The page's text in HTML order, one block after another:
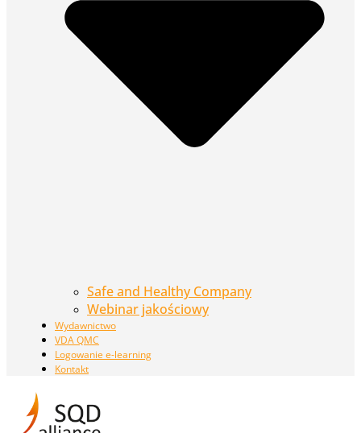
Safe and Healthy Company
Webinar jakościowy
Wydawnictwo
VDA QMC
Logowanie e-learning
Kontakt